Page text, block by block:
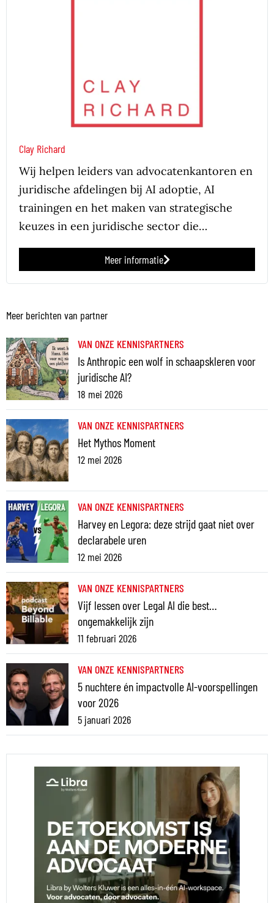
Clay Richard
Wij helpen leiders van advocatenkantoren en
juridische afdelingen bij AI adoptie, AI
trainingen en het maken van strategische
keuzes in een juridische sector die…
Meer informatie
Meer berichten van partner
VAN ONZE KENNISPARTNERS
Is Anthropic een wolf in schaapskleren voor
juridische AI?
18 mei 2026
VAN ONZE KENNISPARTNERS
Het Mythos Moment
12 mei 2026
VAN ONZE KENNISPARTNERS
Harvey en Legora: deze strijd gaat niet over
declarabele uren
12 mei 2026
VAN ONZE KENNISPARTNERS
Vijf lessen over Legal AI die best…
ongemakkelijk zijn
11 februari 2026
VAN ONZE KENNISPARTNERS
5 nuchtere én impactvolle AI-voorspellingen
voor 2026
5 januari 2026